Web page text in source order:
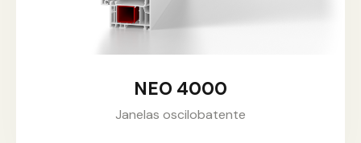
NEO 4000
Janelas oscilobatente